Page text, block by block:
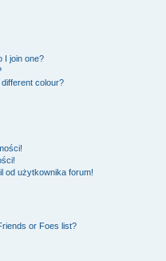
I join one?
colour?
od użytkownika forum!
or Foes list?